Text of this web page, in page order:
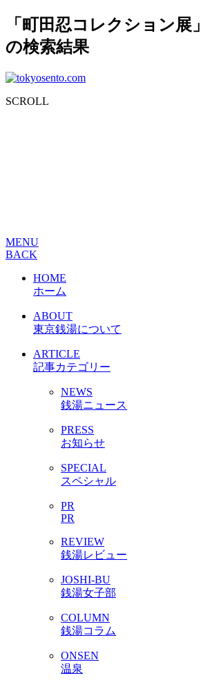
「町田忍コレクション展」
の検索結果
SCROLL
MENU
BACK
HOME
ホーム
ABOUT
東京銭湯について
ARTICLE
記事カテゴリー
NEWS
銭湯ニュース
PRESS
お知らせ
SPECIAL
スペシャル
PR
PR
REVIEW
銭湯レビュー
JOSHI-BU
銭湯女子部
COLUMN
銭湯コラム
ONSEN
温泉